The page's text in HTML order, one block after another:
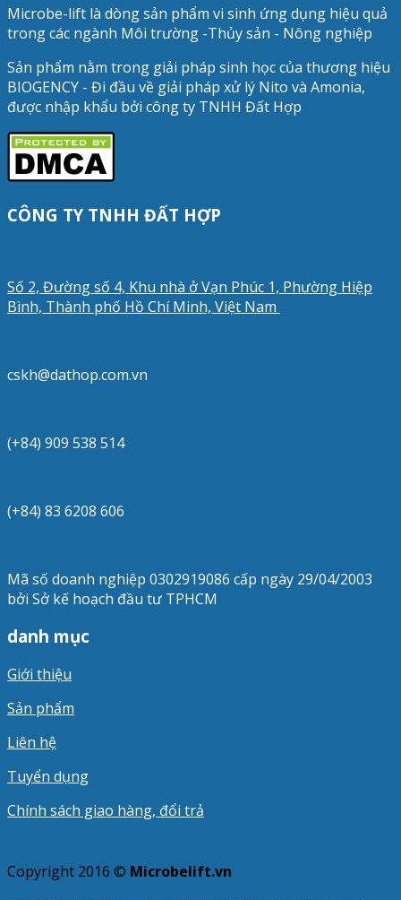
Microbe-lift là dòng sản phẩm vi sinh ứng dụng hiệu quả
trong các ngành Môi trường -Thủy sản - Nông nghiệp
Sản phẩm nằm trong giải pháp sinh học của thương hiệu
BIOGENCY - Đi đầu về giải pháp xử lý Nito và Amonia,
được nhập khẩu bởi công ty TNHH Đất Hợp
CÔNG TY TNHH ĐẤT HỢP
Số 2, Đường số 4, Khu nhà ở Vạn Phúc 1, Phường Hiệp
Bình, Thành phố Hồ Chí Minh, Việt Nam
cskh@dathop.com.vn
(+84) 909 538 514
(+84) 83 6208 606
Mã số doanh nghiệp 0302919086 cấp ngày 29/04/2003
bởi Sở kế hoạch đầu tư TPHCM
danh mục
Giới thiệu
Sản phẩm
Liên hệ
Tuyển dụng
Chính sách giao hàng, đổi trả
Copyright 2016 © Microbelift.vn